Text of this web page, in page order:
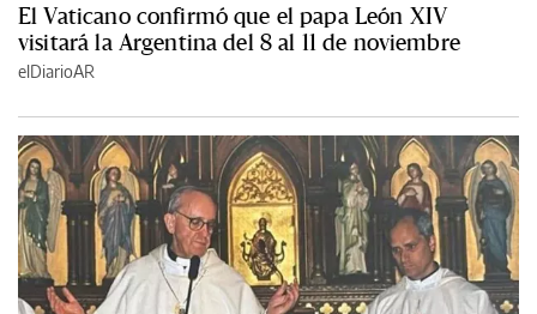
El Vaticano confirmó que el papa León XIV
visitará la Argentina del 8 al 11 de noviembre
elDiarioAR